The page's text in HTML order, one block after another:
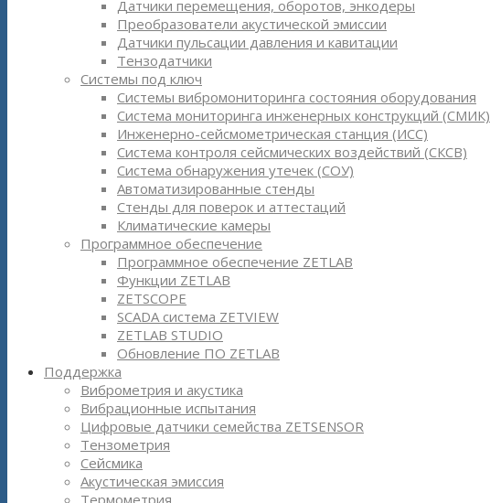
Датчики перемещения, оборотов, энкодеры
Преобразователи акустической эмиссии
Датчики пульсации давления и кавитации
Тензодатчики
Системы под ключ
Системы вибромониторинга состояния оборудования
Система мониторинга инженерных конструкций (СМИК)
Инженерно-сейсмометрическая станция (ИСС)
Система контроля сейсмических воздействий (СКСВ)
Система обнаружения утечек (СОУ)
Автоматизированные стенды
Стенды для поверок и аттестаций
Климатические камеры
Программное обеспечение
Программное обеспечение ZETLAB
Функции ZETLAB
ZETSCOPE
SCADA система ZETVIEW
ZETLAB STUDIO
Обновление ПО ZETLAB
Поддержка
Виброметрия и акустика
Вибрационные испытания
Цифровые датчики семейства ZETSENSOR
Тензометрия
Сейсмика
Акустическая эмиссия
Термометрия